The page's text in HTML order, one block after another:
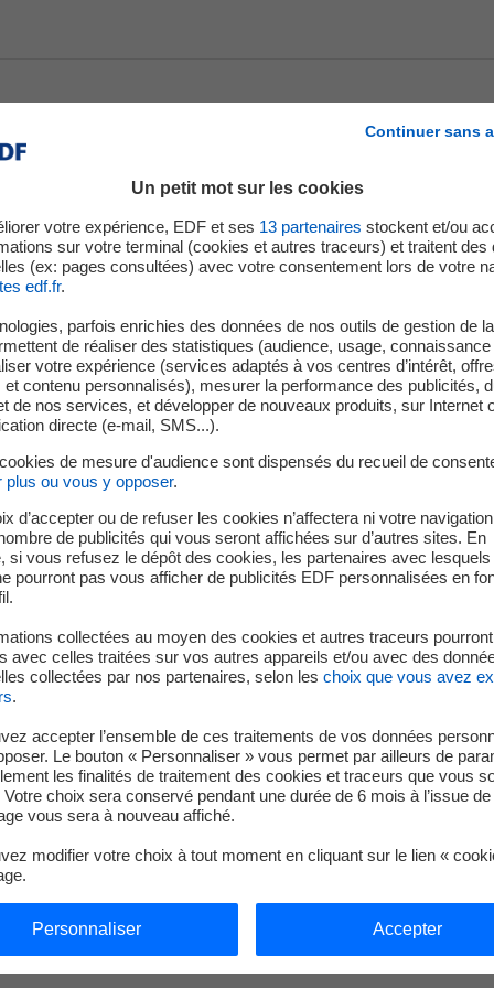
chez EDF pour produire de l’hydroélectricité, en toute
la biodiversité. En région PACA, ce sont près de 600
chaque jour sur le tout le territoire leurs
Haut de page
Faire des économies d’énergie
Nos offres d’énergie entreprises
Contacts
Notre
Nous
Accessibilité : partiellement conforme (90%)
Continuer sans
Un petit mot sur les cookies
votre expérience, EDF et ses 13 partenaires stockent et/ou
sur votre terminal (cookies et autres traceurs) et traitent des
(ex: pages consultées) avec votre consentement lors de votre
edf.fr.
parfois enrichies des données de nos outils de gestion de
de réaliser des statistiques (audience, usage,
votre expérience (services adaptés à vos centres d’intérêt,
et contenu personnalisés), mesurer la performance des publicités,
de nos services, et développer de nouveaux produits, sur Internet
directe (e-mail, SMS...).
de mesure d'audience sont dispensés du recueil de
plus ou vous y opposer.
d’accepter ou de refuser les cookies n’affectera ni votre
de publicités qui vous seront affichées sur d’autres sites. En
si vous refusez le dépôt des cookies, les partenaires avec
pourront pas vous afficher de publicités EDF personnalisées en
collectées au moyen des cookies et autres traceurs
avec celles traitées sur vos autres appareils et/ou avec des
collectées par nos partenaires, selon les choix que vous avez
.
accepter l’ensemble de ces traitements de vos données
Le bouton « Personnaliser » vous permet par ailleurs de
les finalités de traitement des cookies et traceurs que vous
choix sera conservé pendant une durée de 6 mois à l’issue de
vous sera à nouveau affiché.
modifier votre choix à tout moment en cliquant sur le lien «
Personnaliser Accepter